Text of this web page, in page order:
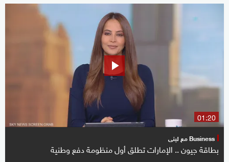
01:20
Business مع لبنى
بطاقة جيون .. الإمارات تطلق أول منظومة دفع وطنية